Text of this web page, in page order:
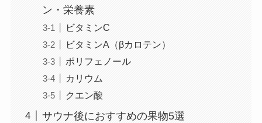
ン・栄養素
ビタミンC
ビタミンA（βカロテン）
ポリフェノール
カリウム
クエン酸
サウナ後におすすめの果物5選